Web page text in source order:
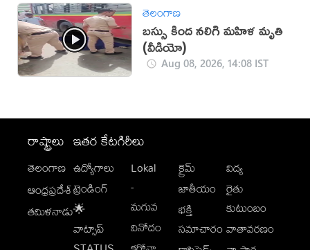
తెలంగాణ
బస్సు కింద నలిగి మహిళ మృతి
(వీడియో)
Aug 08, 2026, 14:08 IST
రాష్ట్రాలు
తెలంగాణ
ఆంధ్రప్రదేశ్
తమిళనాడు
ఇతర కేటగిరీలు
ఉద్యోగాలు
ట్రెండింగ్
🌟
వాట్సాప్
Lokal
-
మగువ
వినోదం
క్రైమ్
జాతీయం
భక్తి
సమాచారం
విద్య
రైతు
కుటుంబం
వాతావరణం